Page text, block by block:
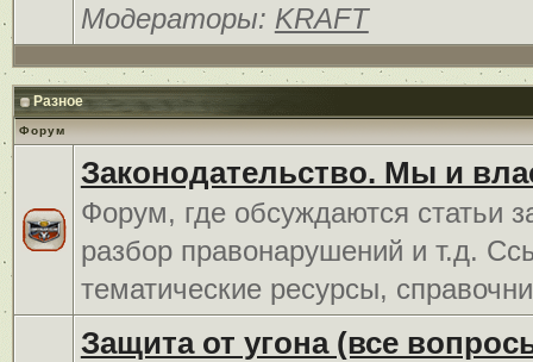
Модераторы: KRAFT
Разное
Форум
Законодательство. Мы и
Форум, где обсуждаются статьи
разбор правонарушений и т.д.
тематические ресурсы,
Защита от угона (все